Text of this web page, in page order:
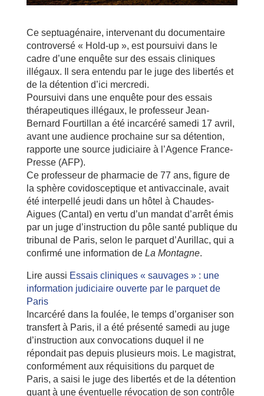
Ce septuagénaire, intervenant du documentaire
controversé « Hold-up », est poursuivi dans le
cadre d’une enquête sur des essais cliniques
illégaux. Il sera entendu par le juge des libertés et
de la détention d’ici mercredi.
Poursuivi dans une enquête pour des essais
thérapeutiques illégaux, le professeur Jean-
Bernard Fourtillan a été incarcéré samedi 17 avril,
avant une audience prochaine sur sa détention,
rapporte une source judiciaire à l’Agence France-
Presse (AFP).
Ce professeur de pharmacie de 77 ans, figure de
la sphère covidosceptique et antivaccinale, avait
été interpellé jeudi dans un hôtel à Chaudes-
Aigues (Cantal) en vertu d’un mandat d’arrêt émis
par un juge d’instruction du pôle santé publique du
tribunal de Paris, selon le parquet d’Aurillac, qui a
confirmé une information de La Montagne.
Lire aussi Essais cliniques « sauvages » : une
information judiciaire ouverte par le parquet de
Paris
Incarcéré dans la foulée, le temps d’organiser son
transfert à Paris, il a été présenté samedi au juge
d’instruction aux convocations duquel il ne
répondait pas depuis plusieurs mois. Le magistrat,
conformément aux réquisitions du parquet de
Paris, a saisi le juge des libertés et de la détention
quant à une éventuelle révocation de son contrôle